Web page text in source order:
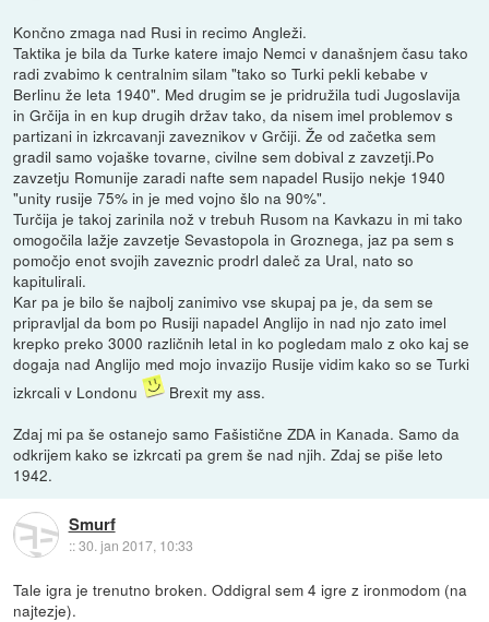
Končno zmaga nad Rusi in recimo Angleži.
Taktika je bila da Turke katere imajo Nemci v današnjem času tako
radi zvabimo k centralnim silam "tako so Turki pekli kebabe v
Berlinu že leta 1940". Med drugim se je pridružila tudi Jugoslavija
in Grčija in en kup drugih držav tako, da nisem imel problemov s
partizani in izkrcavanji zaveznikov v Grčiji. Že od začetka sem
gradil samo vojaške tovarne, civilne sem dobival z zavzetji.Po
zavzetju Romunije zaradi nafte sem napadel Rusijo nekje 1940
"unity rusije 75% in je med vojno šlo na 90%".
Turčija je takoj zarinila nož v trebuh Rusom na Kavkazu in mi tako
omogočila lažje zavzetje Sevastopola in Groznega, jaz pa sem s
pomočjo enot svojih zaveznic prodrl daleč za Ural, nato so
kapitulirali.
Kar pa je bilo še najbolj zanimivo vse skupaj pa je, da sem se
pripravljal da bom po Rusiji napadel Anglijo in nad njo zato imel
krepko preko 3000 različnih letal in ko pogledam malo z oko kaj se
dogaja nad Anglijo med mojo invazijo Rusije vidim kako so se Turki
izkrcali v Londonu
Brexit my ass.
Zdaj mi pa še ostanejo samo Fašistične ZDA in Kanada. Samo da
odkrijem kako se izkrcati pa grem še nad njih. Zdaj se piše leto
1942.
Smurf
::30. jan 2017, 10:33
Tale igra je trenutno broken. Oddigral sem 4 igre z ironmodom (na
najtezje).